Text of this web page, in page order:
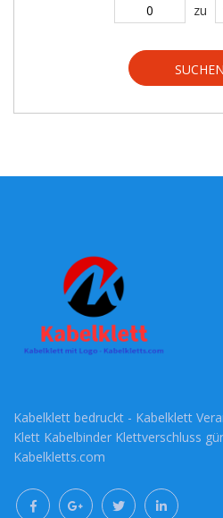
zu
SUCHEN
Kabelklett bedruckt - Kabelklett
Klett Kabelbinder Klettverschluss
Kabelkletts.com